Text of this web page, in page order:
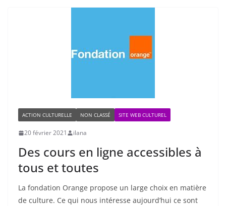
ACTION CULTURELLE NON CLASSÉ SITE WEB CULTUREL
20 février 2021 ilana
Des cours en ligne accessibles à
tous et toutes
La fondation Orange propose un large choix en matière
de culture. Ce qui nous intéresse aujourd’hui ce sont